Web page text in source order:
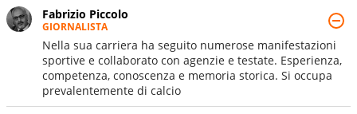
Fabrizio Piccolo
GIORNALISTA
Nella sua carriera ha seguito numerose manifestazioni
sportive e collaborato con agenzie e testate. Esperienza,
competenza, conoscenza e memoria storica. Si occupa
prevalentemente di calcio